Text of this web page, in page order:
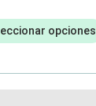
opciones